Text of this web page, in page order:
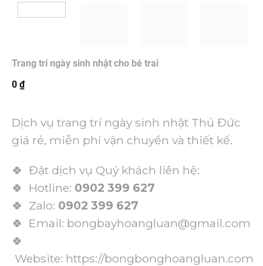
Trang trí ngày sinh nhật cho bé trai
0 ₫
Dịch vụ trang trí ngày sinh nhật Thủ Đức
giá rẻ, miễn phí vận chuyển và thiết kế.
🍀 Đặt dịch vụ Quý khách liên hệ:
🍀 Hotline: 0902 399 627
🍀 Zalo: 0902 399 627
🍀 Email: bongbayhoangluan@gmail.com
🍀
Website: https://bongbonghoangluan.com